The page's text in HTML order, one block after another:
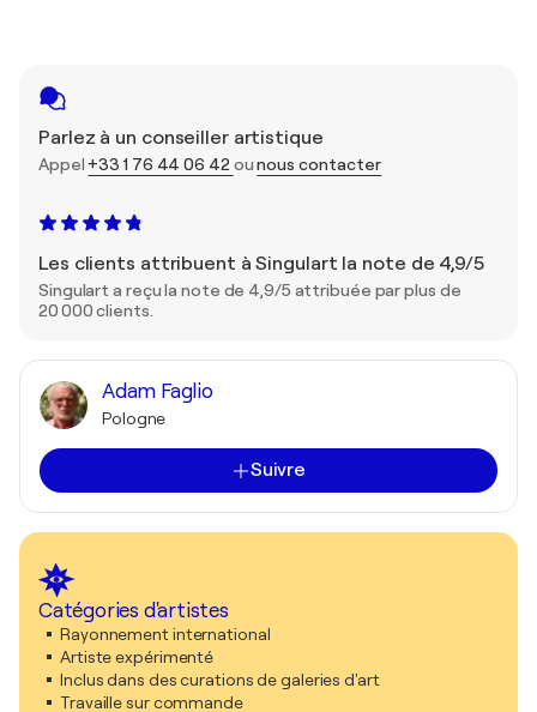
Parlez à un conseiller artistique
Appel +33 1 76 44 06 42 ounous contacter
Les clients attribuent à Singulart la note de 4,9/5
Singulart a reçu la note de 4,9/5 attribuée par plus de
20 000 clients.
Adam Faglio
Pologne
Suivre
Catégories d'artistes
Rayonnement international
Artiste expérimenté
Inclus dans des curations de galeries d'art
Travaille sur commande